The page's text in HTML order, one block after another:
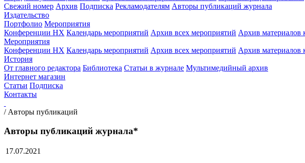
Свежий номер Архив Подписка Рекламодателям Авторы публикаций журнала
Издательство
Портфолио Мероприятия
Конференции НХ Календарь мероприятий Архив всех мероприятий Архив
Мероприятия
Конференции НХ Календарь мероприятий Архив всех мероприятий Архив
История
От главного редактора Библиотека Статьи в журнале Мультимедийный архив
Интернет магазин
Статьи Подписка
Контакты
/ Авторы публикаций
Авторы публикаций журнала*
17.07.2021